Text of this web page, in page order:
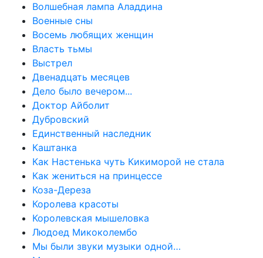
Волшебная лампа Аладдина
Военные сны
Восемь любящих женщин
Власть тьмы
Выстрел
Двенадцать месяцев
Дело было вечером...
Доктор Айболит
Дубровский
Единственный наследник
Каштанка
Как Настенька чуть Кикиморой не стала
Как жениться на принцессе
Коза-Дереза
Королева красоты
Королевская мышеловка
Людоед Микоколембо
Мы были звуки музыки одной…